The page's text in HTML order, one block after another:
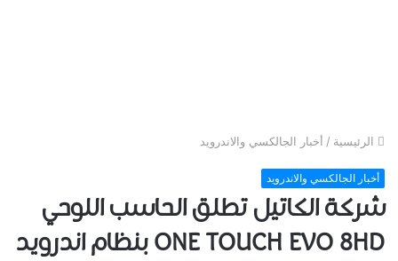
الرئيسية / أخبار الجالكسي والاندرويد
أخبار الجالكسي والاندرويد
شركة الكاتيل تطلق الحاسب اللوحي
ONE TOUCH EVO 8HD بنظام اندرويد